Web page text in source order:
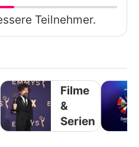
Teilnehmer.
Filme
&
Serien